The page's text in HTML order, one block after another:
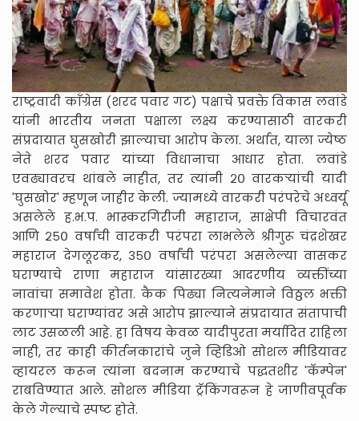
राष्ट्रवादी काँग्रेस (शरद पवार गट) पक्षाचे प्रवक्ते विकास लवांडे
यांनी भारतीय जनता पक्षाला लक्ष्य करण्यासाठी वारकरी
संप्रदायात घुसखोरी झाल्याचा आरोप केला. अर्थात, याला ज्येष्ठ
नेते शरद पवार यांच्या विधानाचा आधार होता. लवांडे
एवढ्यावरच थांबले नाहीत, तर त्यांनी २० वारकऱ्यांची यादी
'घुसखोर' म्हणून जाहीर केली. ज्यामध्ये वारकरी परंपरेचे अध्वर्यू
असलेले ह.भ.प. भास्करगिरीजी महाराज, साक्षेपी विचारवंत
आणि २५० वर्षांची वारकरी परंपरा लाभलेले श्रीगुरू चंद्रशेखर
महाराज देगलूरकर, ३५० वर्षांची परंपरा असलेल्या वासकर
घराण्याचे राणा महाराज यांसारख्या आदरणीय व्यक्तींच्या
नावांचा समावेश होता. कैक पिढ्या नित्यनेमाने विठ्ठल भक्ती
करणाऱ्या घराण्यांवर असे आरोप झाल्याने संप्रदायात संतापाची
लाट उसळली आहे. हा विषय केवळ यादीपुरता मर्यादित राहिला
नाही, तर काही कीर्तनकारांचे जुने व्हिडिओ सोशल मीडियावर
व्हायरल करून त्यांना बदनाम करण्याचे पद्धतशीर 'कॅम्पेन'
राबविण्यात आले. सोशल मीडिया ट्रॅकिंगवरून हे जाणीवपूर्वक
केले गेल्याचे स्पष्ट होते.